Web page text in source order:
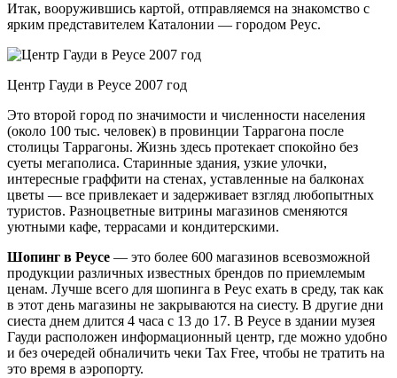
Итак, вооружившись картой, отправляемся на знакомство с
ярким представителем Каталонии — городом Реус.
Центр Гауди в Реусе 2007 год
Это второй город по значимости и численности населения
(около 100 тыс. человек) в провинции Таррагона после
столицы Таррагоны. Жизнь здесь протекает спокойно без
суеты мегаполиса. Старинные здания, узкие улочки,
интересные граффити на стенах, уставленные на балконах
цветы — все привлекает и задерживает взгляд любопытных
туристов. Разноцветные витрины магазинов сменяются
уютными кафе, террасами и кондитерскими.
Шопинг в Реусе — это более 600 магазинов всевозможной
продукции различных известных брендов по приемлемым
ценам. Лучше всего для шопинга в Реус ехать в среду, так как
в этот день магазины не закрываются на сиесту. В другие дни
сиеста днем длится 4 часа с 13 до 17. В Реусе в здании музея
Гауди расположен информационный центр, где можно удобно
и без очередей обналичить чеки Tax Free, чтобы не тратить на
это время в аэропорту.